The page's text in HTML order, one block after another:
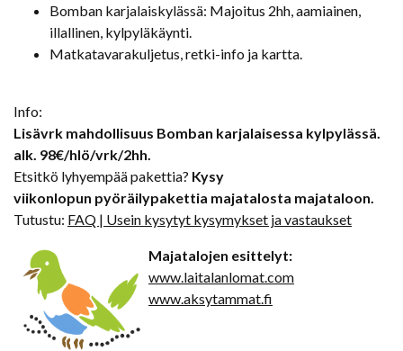
Bomban karjalaiskylässä: Majoitus 2hh, aamiainen,
illallinen, kylpyläkäynti.
Matkatavarakuljetus, retki-info ja kartta.
Info:
Lisävrk mahdollisuus Bomban karjalaisessa kylpylässä.
alk. 98€/hlö/vrk/2hh.
​Etsitkö lyhyempää pakettia? Kysy
viikonlopun pyöräilypakettia majatalosta majataloon.
Tutustu: FAQ | Usein kysytyt kysymykset ja vastaukset
Majatalojen esittelyt:
www.laitalanlomat.com
www.aksytammat.fi